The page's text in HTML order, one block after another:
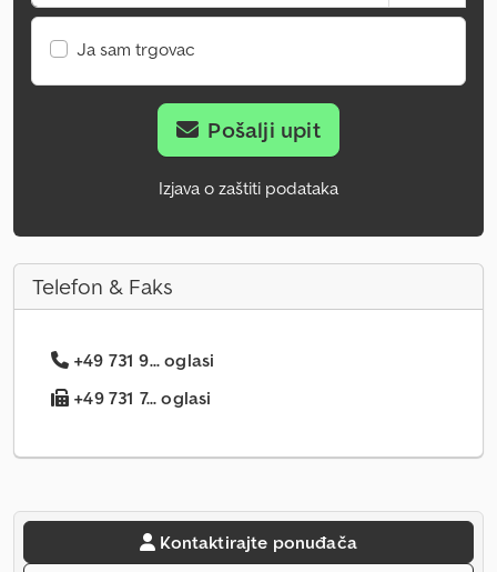
Ja sam trgovac
Pošalji upit
Izjava o zaštiti podataka
Telefon & Faks
+49 731 9... oglasi
+49 731 7... oglasi
Kontaktirajte ponuđača